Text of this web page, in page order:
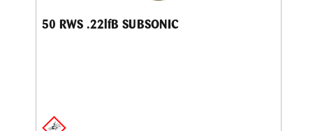
50 RWS .22lfB SUBSONIC